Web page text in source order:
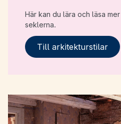
Här kan du lära och läsa
seklerna.
Till arkitekturstilar